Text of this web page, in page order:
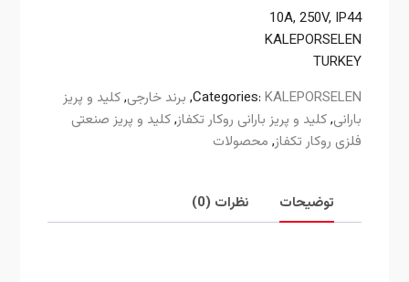
10A, 250V, IP44
KALEPORSELEN
TURKEY
Categories:KALEPORSELEN
, برند خارجی,کلید و پریز
بارانی,کلید و پریز بارانی روکار تکفاز,کلید و پریز صنعتی
فلزی روکار تکفاز, محصولات
توضیحات نظرات (0)